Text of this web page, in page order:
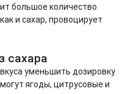
большое количество
и сахар, провоцирует
сахара
уменьшить дозировку
ягоды, цитрусовые и